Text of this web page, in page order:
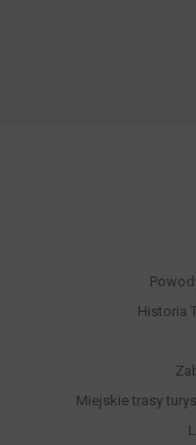
Historia
Miejskie trasy